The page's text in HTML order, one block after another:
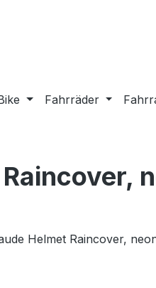
Fahrräder